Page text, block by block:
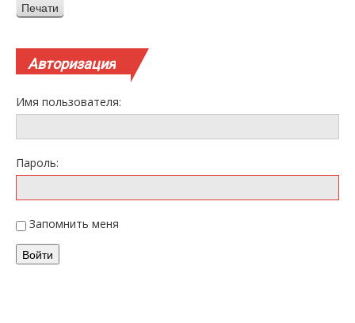
Просмотр
Печати
Авторизация
Имя пользователя:
Пароль:
Запомнить меня
Войти